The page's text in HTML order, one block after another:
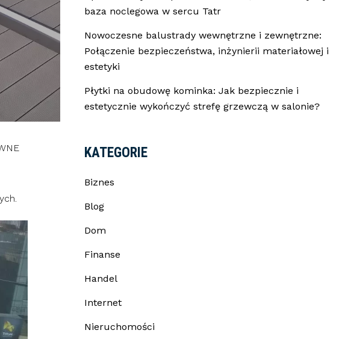
baza noclegowa w sercu Tatr
Nowoczesne balustrady wewnętrzne i zewnętrzne:
Połączenie bezpieczeństwa, inżynierii materiałowej i
estetyki
Płytki na obudowę kominka: Jak bezpiecznie i
estetycznie wykończyć strefę grzewczą w salonie?
KATEGORIE
Biznes
Blog
Dom
Finanse
Handel
Internet
Nieruchomości